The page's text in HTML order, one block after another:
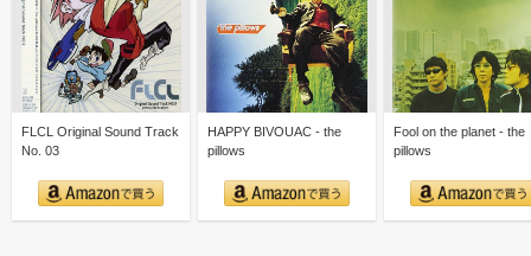
FLCL Original Sound Track
No. 03
HAPPY BIVOUAC - the
pillows
Fool on the planet - the
pillows